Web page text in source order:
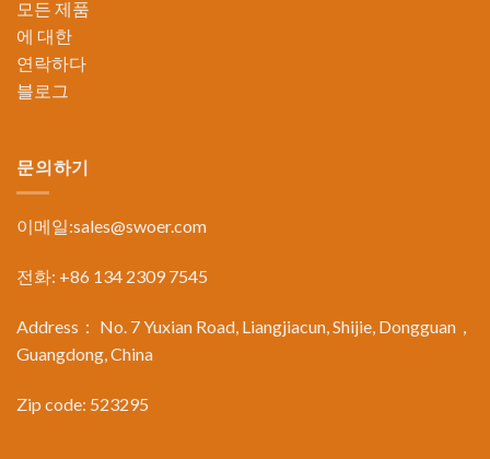
모든 제품
에 대한
연락하다
블로그
문의하기
이메일:sales@swoer.com
전화: +86 134 2309 7545
Address： No. 7 Yuxian Road, Liangjiacun, Shijie, Dongguan，
Guangdong, China
Zip code: 523295